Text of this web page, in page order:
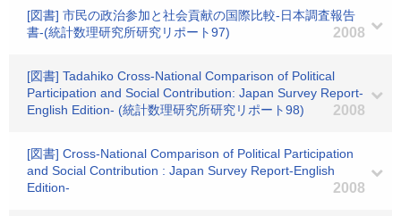
[図書] 市民の政治参加と社会貢献の国際比較-日本調査報告
書-(統計数理研究所研究リポート97)
2008
[図書] Tadahiko Cross-National Comparison of Political
Participation and Social Contribution: Japan Survey Report-
English Edition- (統計数理研究所研究リポート98)
2008
[図書] Cross-National Comparison of Political Participation
and Social Contribution : Japan Survey Report-English
Edition-
2008